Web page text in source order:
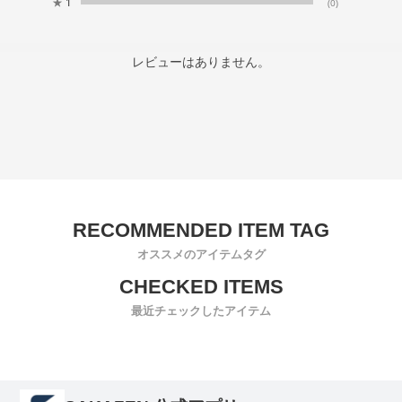
レビューはありません。
オススメのアイテムタグ
最近チェックしたアイテム